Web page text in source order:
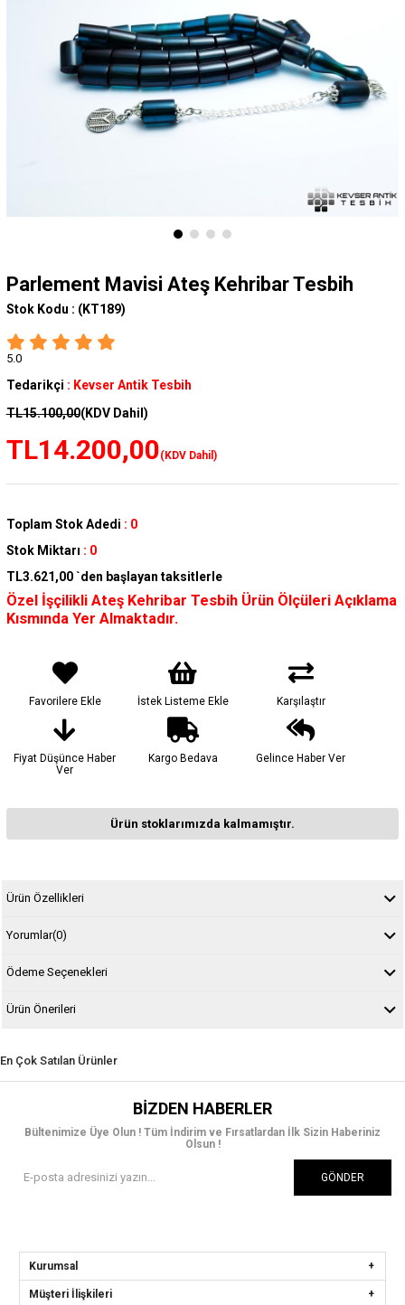
Parlement Mavisi Ateş Kehribar Tesbih
Stok Kodu : (KT189)
5.0
Tedarikçi : Kevser Antik Tesbih
TL15.100,00(KDV Dahil)
TL14.200,00(KDV Dahil)
Toplam Stok Adedi : 0
Stok Miktarı : 0
TL3.621,00 `den başlayan taksitlerle
Özel İşçilikli Ateş Kehribar Tesbih Ürün Ölçüleri Açıklama
Kısmında Yer Almaktadır.
Favorilere Ekle İstek Listeme Ekle Karşılaştır
Fiyat Düşünce Haber
Ver
Kargo Bedava Gelince Haber Ver
Ürün stoklarımızda kalmamıştır.
Ürün Özellikleri
Yorumlar(0)
Ödeme Seçenekleri
Ürün Önerileri
En Çok Satılan Ürünler
BIZDEN HABERLER
Bültenimize Üye Olun ! Tüm İndirim ve Fırsatlardan İlk Sizin Haberiniz
Olsun !
GÖNDER
Kurumsal
Müşteri İlişkileri